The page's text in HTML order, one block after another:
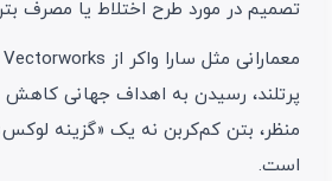
تصمیم در مورد طرح اختلاط یا مصرف
پرتلند، رسیدن به اهداف جهانی کاهش
منظر، بتن کم‌کربن نه یک «گزینه
است.